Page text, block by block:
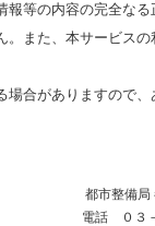
等の内容の完全な
また、本サービス
合がありますので
都市整備局
電話 ０３